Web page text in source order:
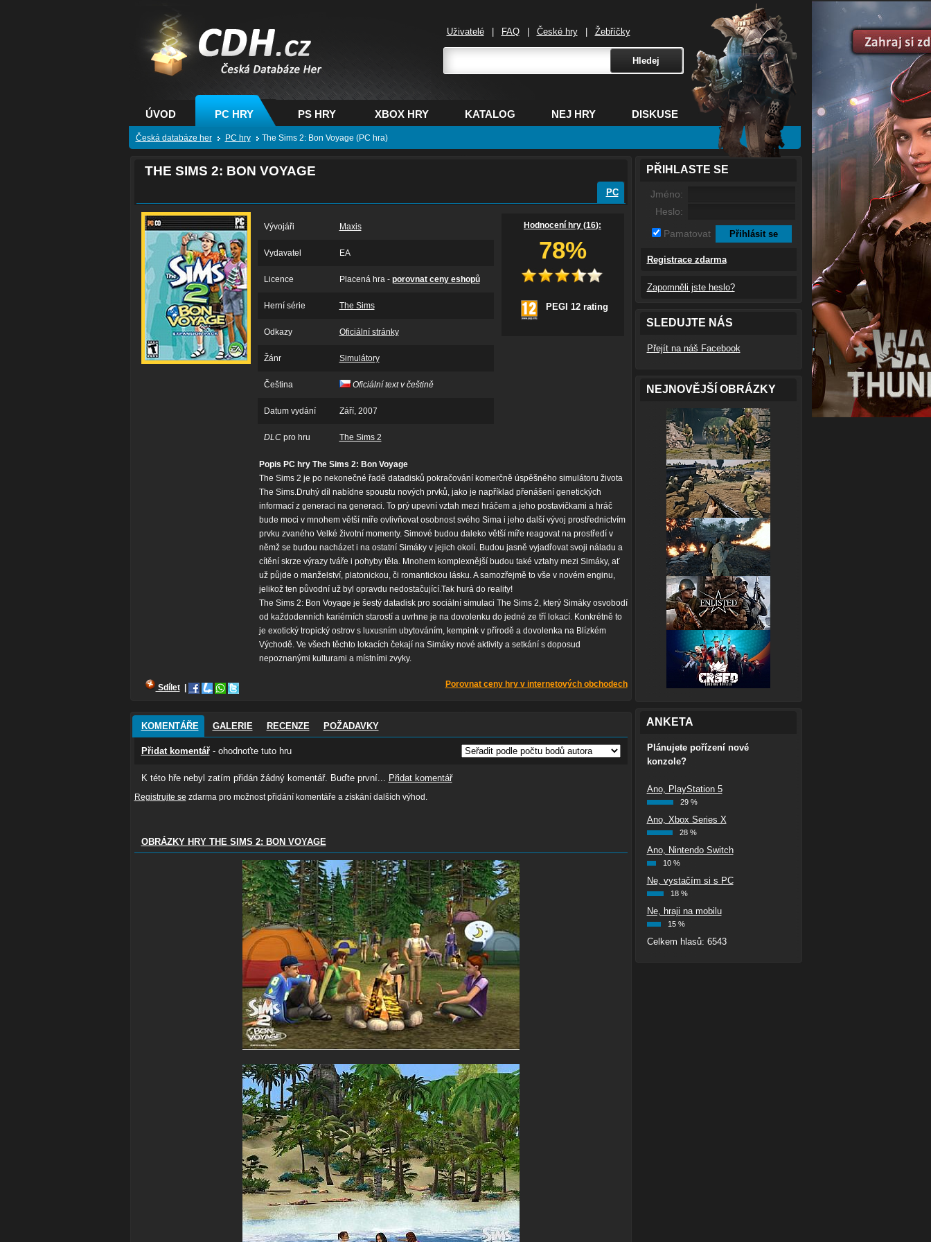
CDH.cz - hry na PC,
PS, XBOX - Česká
databáze her
Uživatelé FAQ České hry Žebříčky
ÚVOD PC HRY PS HRY XBOX HRY KATALOG NEJ HRY DISKUSE
Česká databáze her PC hry The Sims 2: Bon Voyage (PC hra)
THE SIMS 2: BON VOYAGE
PC
Vývojáři Maxis
Vydavatel EA
Licence Placená hra - porovnat ceny eshopů
Herní série The Sims
Odkazy Oficiální stránky
Žánr Simulátory
Čeština Oficiální text v češtině
Datum vydání Září, 2007
DLCpro hru The Sims 2
Hodnocení hry (16):
78%
PEGI 12 rating
Popis PC hry The Sims 2: Bon Voyage
The Sims 2 je po nekonečné řadě datadisků pokračování komerčně úspěšného simulátoru života
The Sims.Druhý díl nabídne spoustu nových prvků, jako je například přenášení genetických
informací z generaci na generaci. To prý upevní vztah mezi hráčem a jeho postavičkami a hráč
bude moci v mnohem větší míře ovlivňovat osobnost svého Sima i jeho další vývoj prostřednictvím
prvku zvaného Velké životní momenty. Simové budou daleko větší míře reagovat na prostředí v
němž se budou nacházet i na ostatní Simáky v jejich okolí. Budou jasně vyjadřovat svoji náladu a
cítění skrze výrazy tváře i pohyby těla. Mnohem komplexnější budou také vztahy mezi Simáky, ať
už půjde o manželství, platonickou, či romantickou lásku. A samozřejmě to vše v novém enginu,
jelikož ten původní už byl opravdu nedostačující.Tak hurá do reality!
The Sims 2: Bon Voyage je šestý datadisk pro sociální simulaci The Sims 2, který Simáky osvobodí
od každodenních kariérních starostí a uvrhne je na dovolenku do jedné ze tří lokací. Konkrétně to
je exotický tropický ostrov s luxusním ubytováním, kempink v přírodě a dovolenka na Blízkém
Východě. Ve všech těchto lokacích čekají na Simáky nové aktivity a setkání s doposud
nepoznanými kulturami a místními zvyky.
Sdílet Porovnat ceny hry v internetových obchodech
KOMENTÁŘE GALERIE RECENZE POŽADAVKY
Přidat komentář- ohodnoťte tuto hru
K této hře nebyl zatím přidán žádný komentář. Buďte první... Přidat komentář
Registrujte se zdarma pro možnost přidání komentáře a získání dalších výhod.
OBRÁZKY HRY THE SIMS 2: BON VOYAGE
PŘIHLASTE SE
Jméno:
Heslo:
Pamatovat
Registrace zdarma
Zapomněli jste heslo?
SLEDUJTE NÁS
Přejít na náš Facebook
NEJNOVĚJŠÍ OBRÁZKY
ANKETA
Plánujete pořízení nové
konzole?
Ano, PlayStation 5
29 %
Ano, Xbox Series X
28 %
Ano, Nintendo Switch
10 %
Ne, vystačím si s PC
18 %
Ne, hraji na mobilu
15 %
Celkem hlasů: 6543